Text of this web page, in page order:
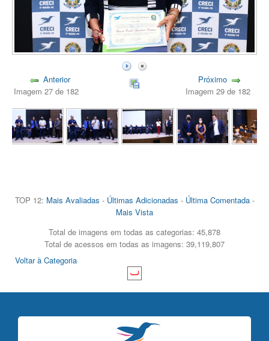
Anterior
Imagem 27 de 182
Próximo
Imagem 29 de 182
TOP 12: Mais Avaliadas - Últimas Adicionadas - Última Comentada-
Mais Vista
Total de imagens em todas as categorias: 45,878
Total de acessos em todas as imagens: 39,119,807
Voltar à Categoria